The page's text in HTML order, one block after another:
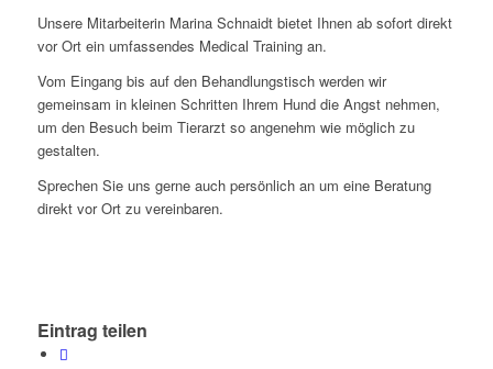
Unsere Mitarbeiterin Marina Schnaidt bietet Ihnen ab sofort direkt
vor Ort ein umfassendes Medical Training an.
Vom Eingang bis auf den Behandlungstisch werden wir
gemeinsam in kleinen Schritten Ihrem Hund die Angst nehmen,
um den Besuch beim Tierarzt so angenehm wie möglich zu
gestalten.
Sprechen Sie uns gerne auch persönlich an um eine Beratung
direkt vor Ort zu vereinbaren.
Eintrag teilen